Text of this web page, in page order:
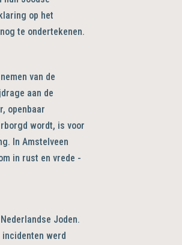
op het
te ondertekenen.
van de
aan de
openbaar
wordt, is voor
In Amstelveen
in rust en vrede -
Joden.
werd